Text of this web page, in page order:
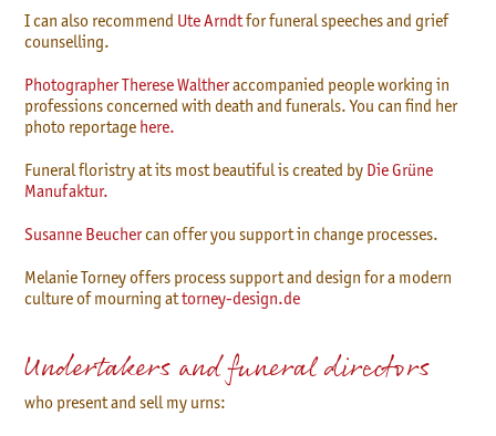
I can also recommend Ute Arndtfor funeral speeches and grief
counselling.
Photographer Therese Waltheraccompanied people working in
professions concerned with death and funerals. You can find her
photo reportage here.
Funeral floristry at its most beautiful is created by Die Grüne
Manufaktur.
Susanne Beuchercan offer you support in change processes.
Melanie Torney offers process support and design for a modern
culture of mourning attorney-design.de
Undertakers and funeral directors
who present and sell my urns: